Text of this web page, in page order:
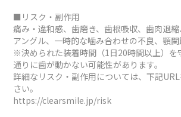
■リスク・副作用
痛み・違和感、歯磨き、歯根吸収、歯肉退
アングル、一時的な噛み合わせの不良、顎関
※決められた装着時間（1日20時間以上）を
通りに歯が動かない可能性があります。
詳細なリスク・副作用については、下記
さい。
https://clearsmile.jp/risk